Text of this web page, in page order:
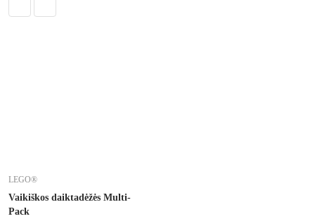
LEGO®
Vaikiškos daiktadėžės Multi-
Pack